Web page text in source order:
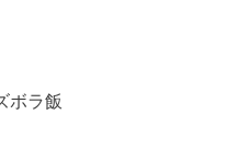
ボラ飯